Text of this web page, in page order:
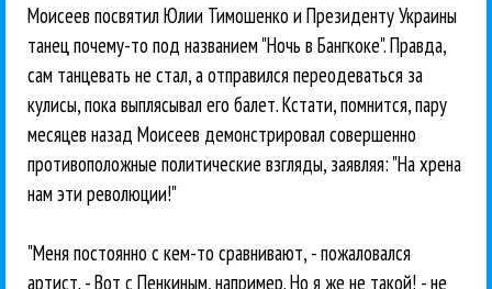
Моисеев посвятил Юлии Тимошенко и Президенту Украины
танец почему-то под названием "Ночь в Бангкоке". Правда,
сам танцевать не стал, а отправился переодеваться за
кулисы, пока выплясывал его балет. Кстати, помнится, пару
месяцев назад Моисеев демонстрировал совершенно
противоположные политические взгляды, заявляя: "На хрена
нам эти революции!"
"Меня постоянно с кем-то сравнивают, - пожаловался
артист. - Вот с Пенкиным, например. Но я же не такой! - не